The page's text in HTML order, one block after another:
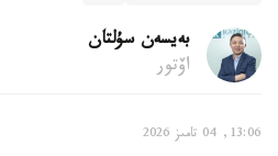
بەيسەن سۇلتان
اۆتور
13:06, 04 تامىز 2026